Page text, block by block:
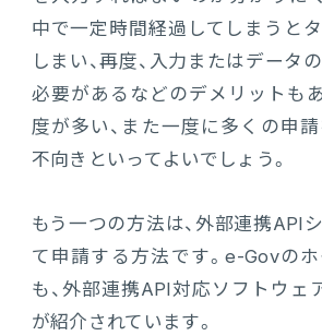
中で一定時間経過してしまうと
しまい、再度、入力またはデータ
必要があるなどのデメリットも
度が多い、また一度に多くの申
不向きといってよいでしょう。
もう一つの方法は、外部連携API
て申請する方法です。e-Govの
も、外部連携API対応ソフトウェ
が紹介されています。